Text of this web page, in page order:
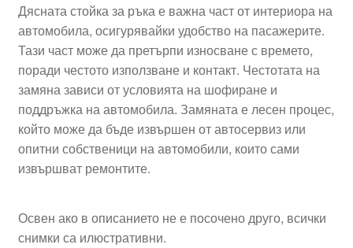
Дясната стойка за ръка е важна част от интериора на
автомобила, осигурявайки удобство на пасажерите.
Тази част може да претърпи износване с времето,
поради честото използване и контакт. Честотата на
замяна зависи от условията на шофиране и
поддръжка на автомобила. Замяната е лесен процес,
който може да бъде извършен от автосервиз или
опитни собственици на автомобили, които сами
извършват ремонтите.
Освен ако в описанието не е посочено друго, всички
снимки са илюстративни.